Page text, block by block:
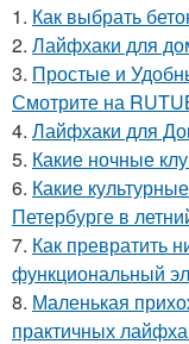
1. Как выбрать
2. Лайфхаки для
3. Простые и
Смотрите на
4. Лайфхаки для
5. Какие ночные
6. Какие
Петербурге в
7. Как превратить
функциональный
8. Маленькая
практичных